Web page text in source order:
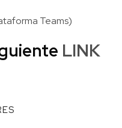
Teams)
LINK